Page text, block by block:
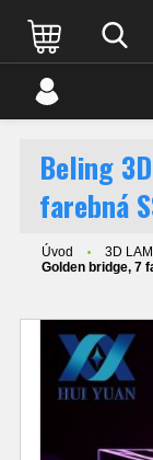
Beling
farebná
Úvod 3D
Golden bridge, 7